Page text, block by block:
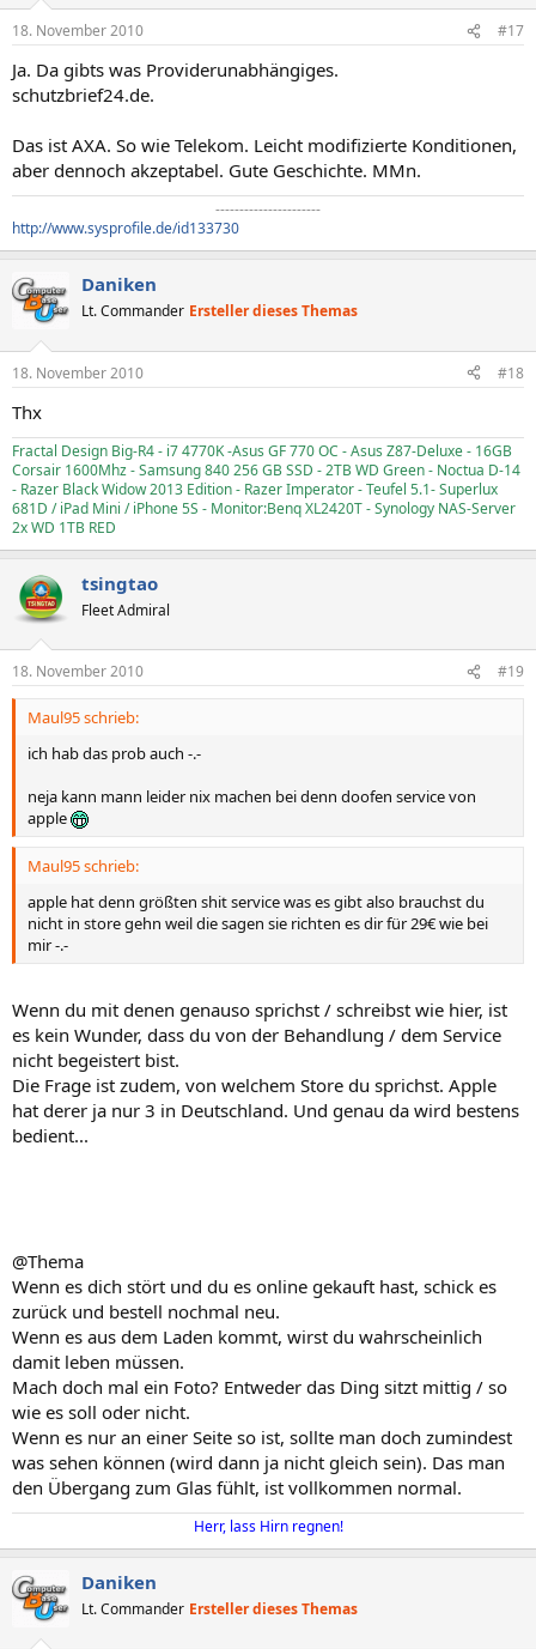
18. November 2010 #17
Ja. Da gibts was Providerunabhängiges.
schutzbrief24.de.
Das ist AXA. So wie Telekom. Leicht modifizierte Konditionen,
aber dennoch akzeptabel. Gute Geschichte. MMn.
----------------------​
http://www.sysprofile.de/id133730
Daniken
Lt. Commander Ersteller dieses Themas
18. November 2010 #18
Thx
Fractal Design Big-R4 - i7 4770K -Asus GF 770 OC - Asus Z87-Deluxe - 16GB
Corsair 1600Mhz - Samsung 840 256 GB SSD - 2TB WD Green - Noctua D-14
- Razer Black Widow 2013 Edition - Razer Imperator - Teufel 5.1- Superlux
681D / iPad Mini / iPhone 5S - Monitor:Benq XL2420T - Synology NAS-Server
2x WD 1TB RED
tsingtao
Fleet Admiral
18. November 2010 #19
Maul95 schrieb:
ich hab das prob auch -.-
neja kann mann leider nix machen bei denn doofen service von
apple
Maul95 schrieb:
apple hat denn größten shit service was es gibt also brauchst du
nicht in store gehn weil die sagen sie richten es dir für 29€ wie bei
mir -.-
Wenn du mit denen genauso sprichst / schreibst wie hier, ist
es kein Wunder, dass du von der Behandlung / dem Service
nicht begeistert bist.
Die Frage ist zudem, von welchem Store du sprichst. Apple
hat derer ja nur 3 in Deutschland. Und genau da wird bestens
bedient...
@Thema
Wenn es dich stört und du es online gekauft hast, schick es
zurück und bestell nochmal neu.
Wenn es aus dem Laden kommt, wirst du wahrscheinlich
damit leben müssen.
Mach doch mal ein Foto? Entweder das Ding sitzt mittig / so
wie es soll oder nicht.
Wenn es nur an einer Seite so ist, sollte man doch zumindest
was sehen können (wird dann ja nicht gleich sein). Das man
den Übergang zum Glas fühlt, ist vollkommen normal.
Herr, lass Hirn regnen!
Daniken
Lt. Commander Ersteller dieses Themas